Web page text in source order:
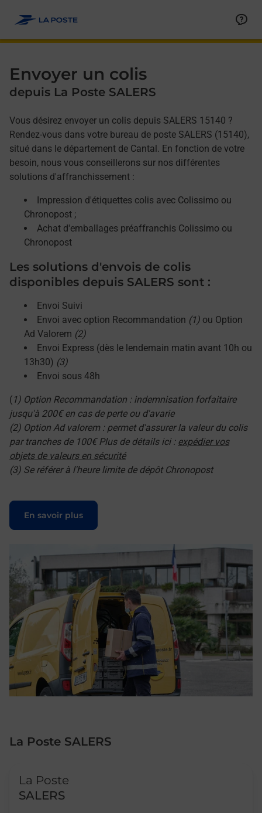
Envoyer un colis
depuis La Poste SALERS
Vous désirez envoyer un colis depuis SALERS 15140 ?
Rendez-vous dans votre bureau de poste SALERS (15140),
situé dans le département de Cantal. En fonction de votre
besoin, nous vous conseillerons sur nos différentes
solutions d'affranchissement :
Impression d'étiquettes colis avec Colissimo ou
Chronopost ;
Achat d'emballages préaffranchis Colissimo ou
Chronopost
Les solutions d'envois de colis
disponibles depuis SALERS sont :
Envoi Suivi
Envoi avec option Recommandation (1) ou Option
Ad Valorem (2)
Envoi Express (dès le lendemain matin avant 10h ou
13h30) (3)
Envoi sous 48h
( 1) Option Recommandation : indemnisation forfaitaire
jusqu'à 200€ en cas de perte ou d'avarie
(2) Option Ad valorem : permet d'assurer la valeur du colis
par tranches de 100€ Plus de détails ici : expédier vos
objets de valeurs en sécurité
(3) Se référer à l'heure limite de dépôt Chronopost
En savoir plus
Le lien s'ouvre dans un nouvel onglet
La Poste SALERS
La Poste
SALERS